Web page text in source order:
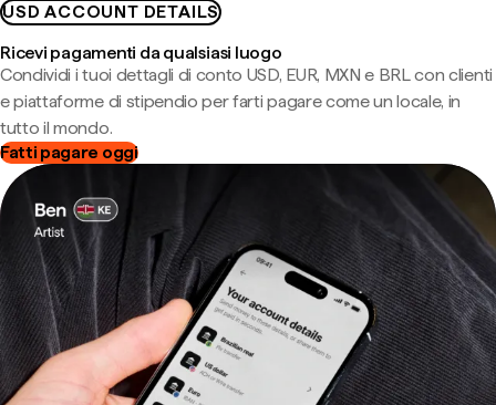
USD ACCOUNT DETAILS
Ricevi pagamenti da qualsiasi luogo
Condividi i tuoi dettagli di conto USD, EUR, MXN e BRL con clienti
e piattaforme di stipendio per farti pagare come un locale, in
tutto il mondo.
Fatti pagare oggi